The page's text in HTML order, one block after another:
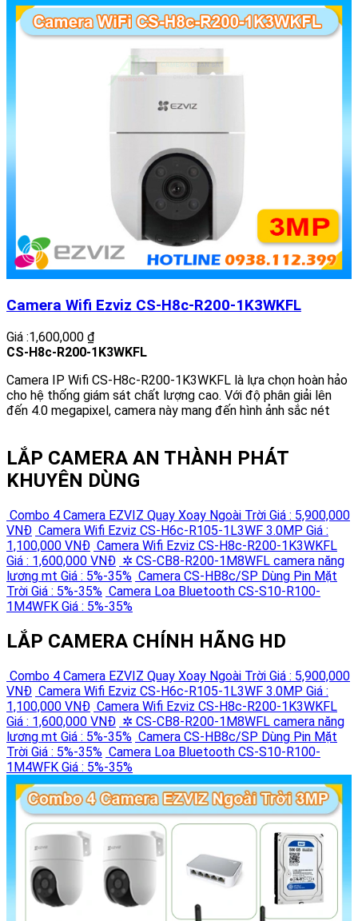
Camera Wifi Ezviz CS-H8c-R200-1K3WKFL
Giá :1,600,000 ₫
CS-H8c-R200-1K3WKFL
Camera IP Wifi CS-H8c-R200-1K3WKFL là lựa chọn hoàn hảo
cho hệ thống giám sát chất lượng cao. Với độ phân giải lên
đến 4.0 megapixel, camera này mang đến hình ảnh sắc nét
LẮP CAMERA AN THÀNH PHÁT
KHUYÊN DÙNG
Combo 4 Camera EZVIZ Quay Xoay Ngoài Trời Giá : 5,900,000
VNĐ Camera Wifi Ezviz CS-H6c-R105-1L3WF 3.0MP Giá :
1,100,000 VNĐ Camera Wifi Ezviz CS-H8c-R200-1K3WKFL
Giá : 1,600,000 VNĐ ✲ CS-CB8-R200-1M8WFL camera năng
lương mt Giá : 5%-35% Camera CS-HB8c/SP Dùng Pin Mặt
Trời Giá : 5%-35% Camera Loa Bluetooth CS-S10-R100-
1M4WFK Giá : 5%-35%
LẮP CAMERA CHÍNH HÃNG HD
Combo 4 Camera EZVIZ Quay Xoay Ngoài Trời Giá : 5,900,000
VNĐ Camera Wifi Ezviz CS-H6c-R105-1L3WF 3.0MP Giá :
1,100,000 VNĐ Camera Wifi Ezviz CS-H8c-R200-1K3WKFL
Giá : 1,600,000 VNĐ ✲ CS-CB8-R200-1M8WFL camera năng
lương mt Giá : 5%-35% Camera CS-HB8c/SP Dùng Pin Mặt
Trời Giá : 5%-35% Camera Loa Bluetooth CS-S10-R100-
1M4WFK Giá : 5%-35%